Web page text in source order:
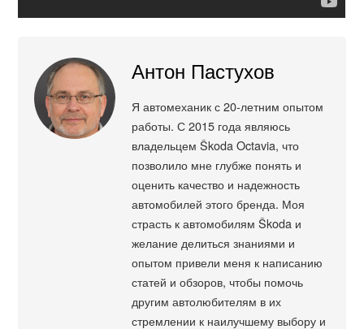
Антон Пастухов
Я автомеханик с 20-летним опытом
работы. С 2015 года являюсь
владельцем Škoda Octavia, что
позволило мне глубже понять и
оценить качество и надежность
автомобилей этого бренда. Моя
страсть к автомобилям Škoda и
желание делиться знаниями и
опытом привели меня к написанию
статей и обзоров, чтобы помочь
другим автолюбителям в их
стремлении к наилучшему выбору и